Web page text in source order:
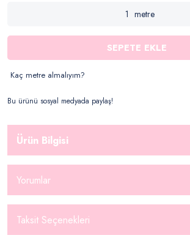
metre
SEPETE EKLE
Kaç metre almalıyım?
Bu ürünü sosyal medyada paylaş!
Ürün Bilgisi
Yorumlar
Taksit Seçenekleri